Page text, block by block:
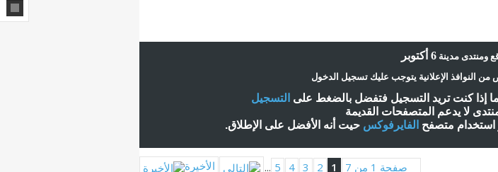
ومنتدى مدينة6 أكتوبر
النوافذ الإعلانية يتوجب عليك تسجيل الدخول
ما إذا كنت تريد التسجيل فتفضل بالضغط على التسجيل
لا يدعم المتصفحات القديمة
استخدام متصفح الفايرفوكس حيت أنه الأفضل على الإطلاق.
صفحة 1 من 7 1
2
3
4
5
... الأخيرة